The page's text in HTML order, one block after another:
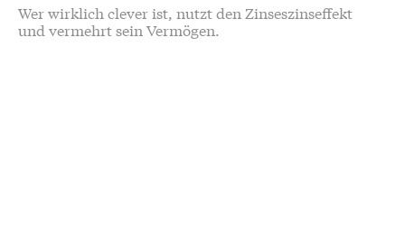
Wer wirklich clever ist, nutzt den Zinseszinseffekt
und vermehrt sein Vermögen.